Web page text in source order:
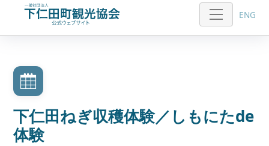
ENG
下仁田ねぎ収穫体験／しもにたde
体験